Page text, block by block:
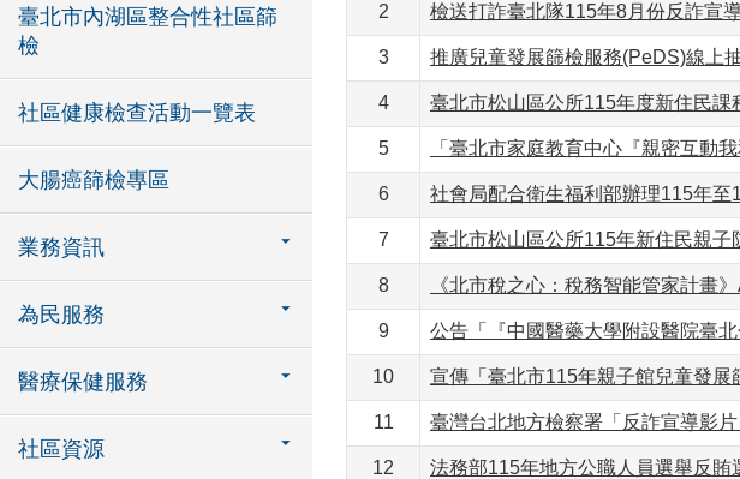
臺北市內湖區整合性社區篩
檢
社區健康檢查活動一覽表
大腸癌篩檢專區
業務資訊
為民服務
醫療保健服務
社區資源
2 檢送打詐臺北隊115年8月份反詐宣
3 推廣兒童發展篩檢服務(PeDS)線上
4 臺北市松山區公所115年度新住民課
5 「臺北市家庭教育中心『親密互動
6 社會局配合衛生福利部辦理115年
7 臺北市松山區公所115年新住民親子
8 《北市稅之心：稅務智能管家計畫
9 公告「『中國醫藥大學附設醫院臺
10 宣傳「臺北市115年親子館兒童發展
11 臺灣台北地方檢察署「反詐宣導影片
12 法務部115年地方公職人員選舉反賄